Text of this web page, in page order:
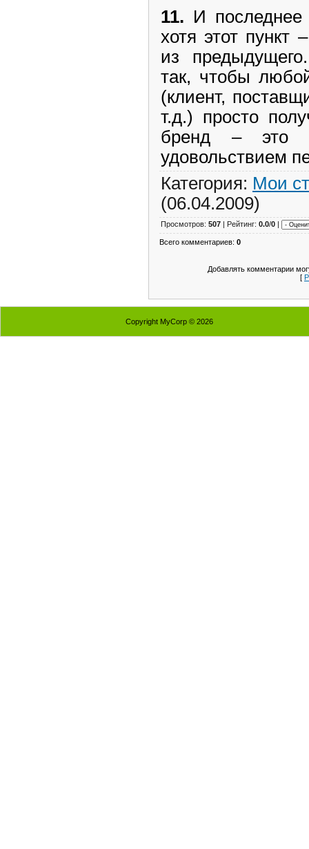
11. И последнее
хотя этот пункт
из
так, чтобы
(клиент,
т.д.) просто
бренд – это
удовольствием
Категория: Мои
(06.04.2009)
Просмотров: 507 | Рейтинг: 0.0/0 |
Всего комментариев: 0
Добавлять комментарии
[
Copyright MyCorp © 2026